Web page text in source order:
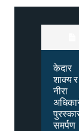
केदार
शाक्य र
नीरा
समर्पण